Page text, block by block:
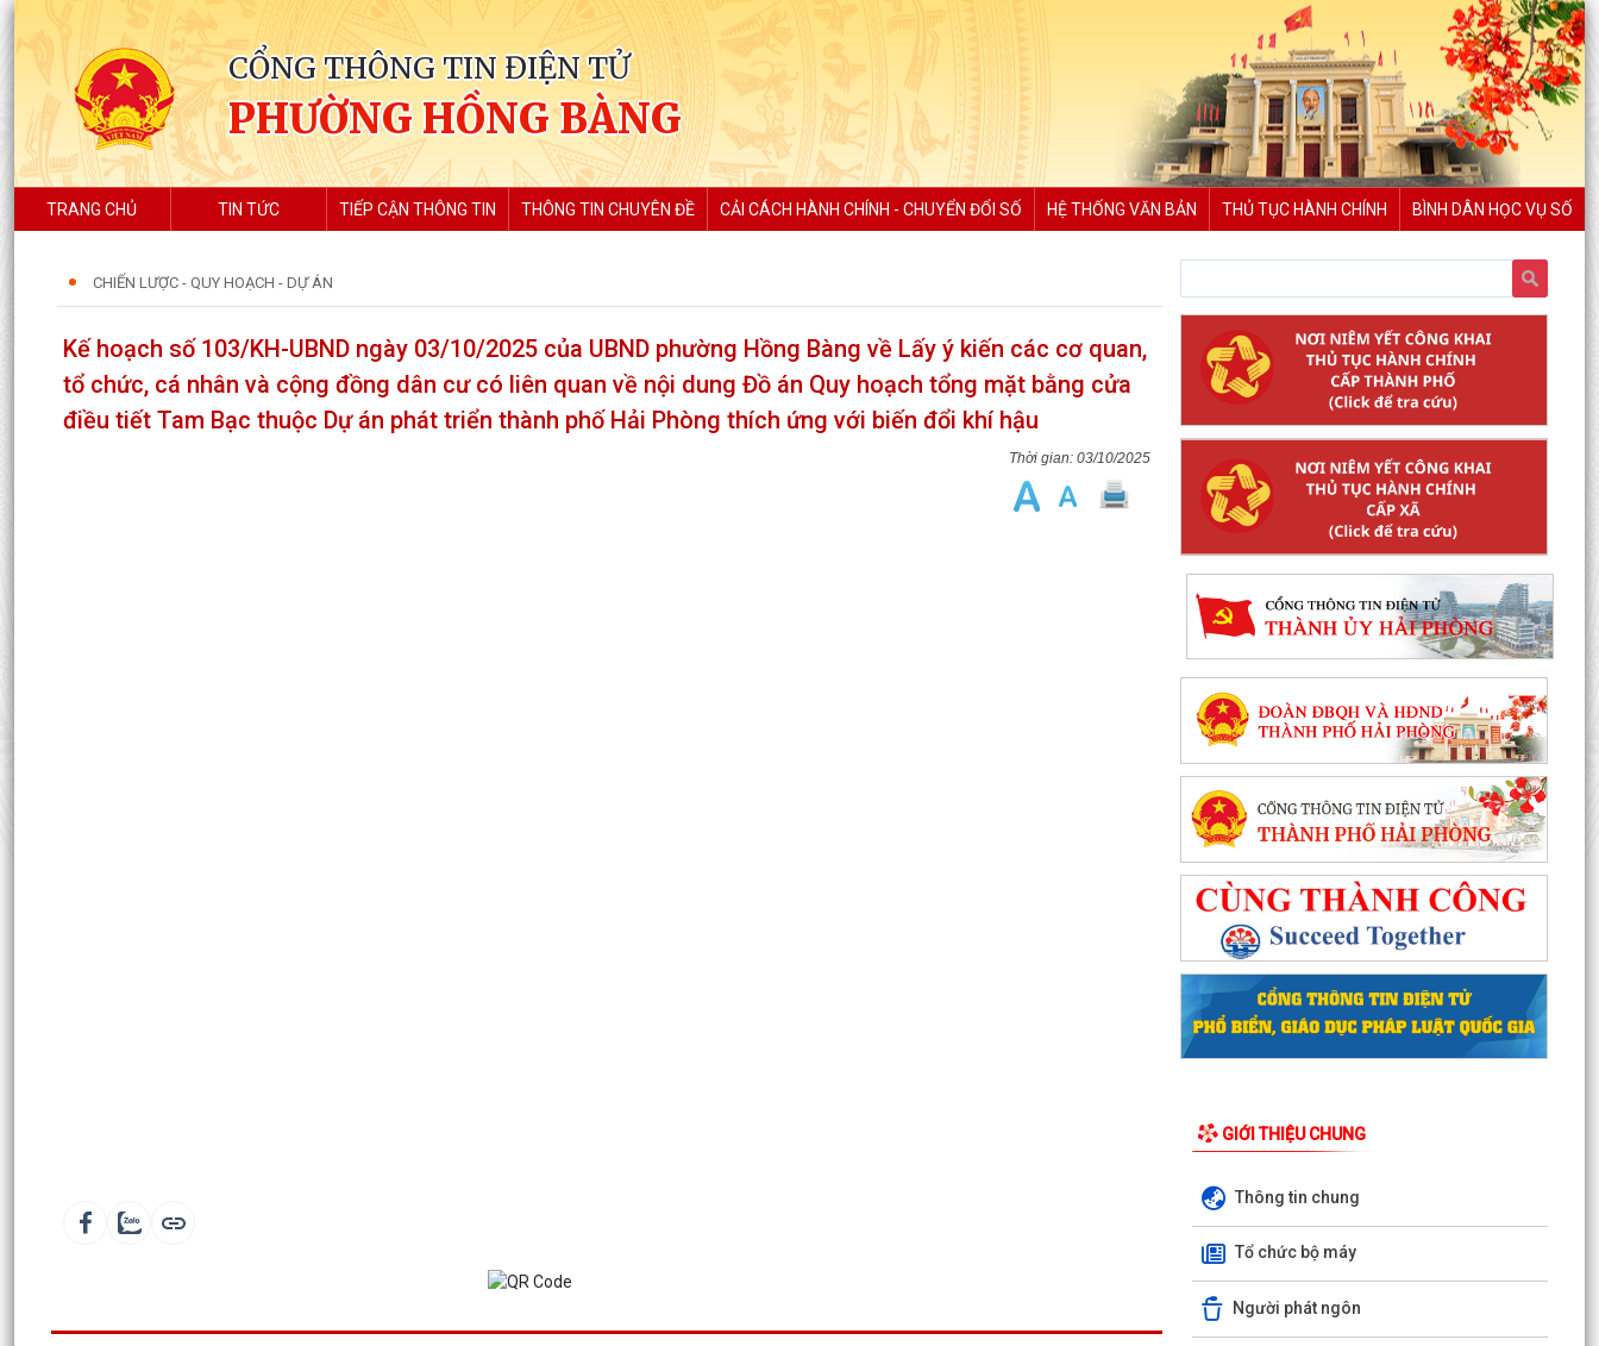
CỔNG THÔNG TIN ĐIỆN TỬ
PHƯỜNG HỒNG BÀNG
TRANG CHỦ TIN TỨC TIẾP CẬN THÔNG TIN THÔNG TIN CHUYÊN ĐỀ CẢI CÁCH HÀNH CHÍNH - CHUYỂN ĐỔI SỐ HỆ THỐNG VĂN BẢN THỦ TỤC HÀNH CHÍNH BÌNH DÂN HỌC VỤ SỐ
CHIẾN LƯỢC - QUY HOẠCH - DỰ ÁN
Kế hoạch số 103/KH-UBND ngày 03/10/2025 của UBND phường Hồng Bàng về Lấy ý kiến các cơ quan,
tổ chức, cá nhân và cộng đồng dân cư có liên quan về nội dung Đồ án Quy hoạch tổng mặt bằng cửa
điều tiết Tam Bạc thuộc Dự án phát triển thành phố Hải Phòng thích ứng với biến đổi khí hậu
03/10/2025
GIỚI THIỆU CHUNG
Thông tin chung
Tổ chức bộ máy
Người phát ngôn